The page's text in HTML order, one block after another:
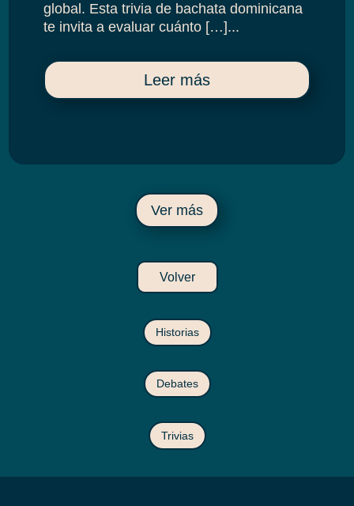
global. Esta trivia de bachata dominicana
te invita a evaluar cuánto […]...
Leer más
Ver más
Volver
Historias
Debates
Trivias